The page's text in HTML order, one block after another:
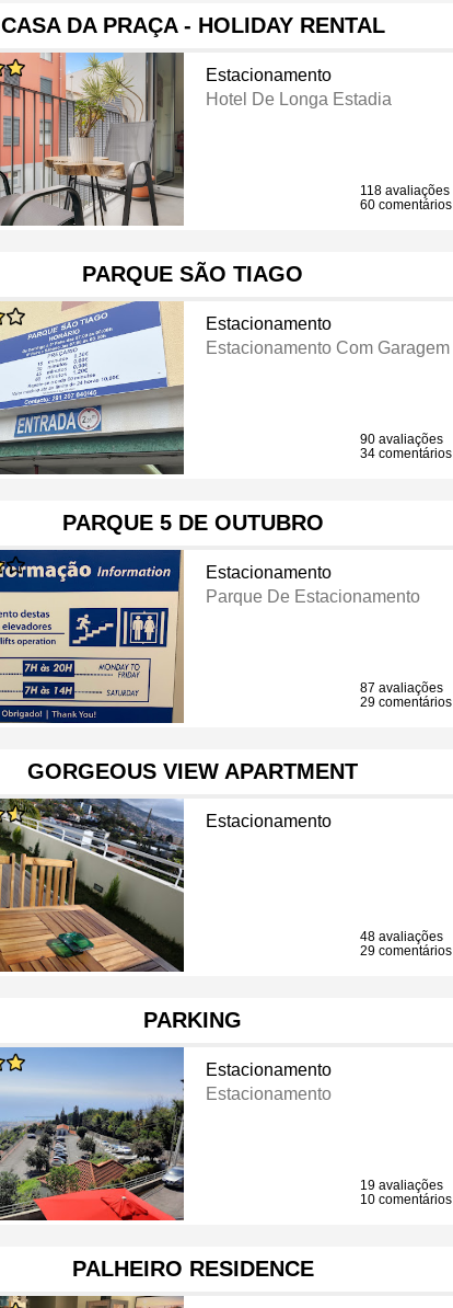
CASA DA PRAÇA - HOLIDAY RENTAL
Estacionamento
Hotel De Longa Estadia
118 avaliações
60 comentários
PARQUE SÃO TIAGO
Estacionamento
Estacionamento Com Garagem
90 avaliações
34 comentários
PARQUE 5 DE OUTUBRO
Estacionamento
Parque De Estacionamento
87 avaliações
29 comentários
GORGEOUS VIEW APARTMENT
Estacionamento
48 avaliações
29 comentários
PARKING
Estacionamento
Estacionamento
19 avaliações
10 comentários
PALHEIRO RESIDENCE